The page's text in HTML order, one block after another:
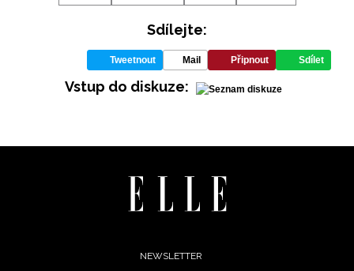
Sdílejte:
Tweetnout Mail Připnout Sdílet
Vstup do diskuze:
NEWSLETTER